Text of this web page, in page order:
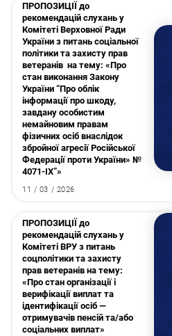
ПРОПОЗИЦІЇ до
рекомендацій слухань у
Комітеті Верховної Ради
України з питань соціальної
політики та захисту прав
ветеранів на тему: «Про
стан виконання Закону
України “Про облік
інформації про шкоду,
завдану особистим
немайновим правам
фізичних осіб внаслідок
збройної агресії Російської
Федерації проти України» №
4071-ІХ”»
11 / 03 / 2026
ПРОПОЗИЦІЇ до
рекомендацій слухань у
Комітеті ВРУ з питань
соцполітики та захисту
прав ветеранів на тему:
«Про стан організації і
верифікації виплат та
ідентифікації осіб —
отримувачів пенсій та/або
соціальних виплат»